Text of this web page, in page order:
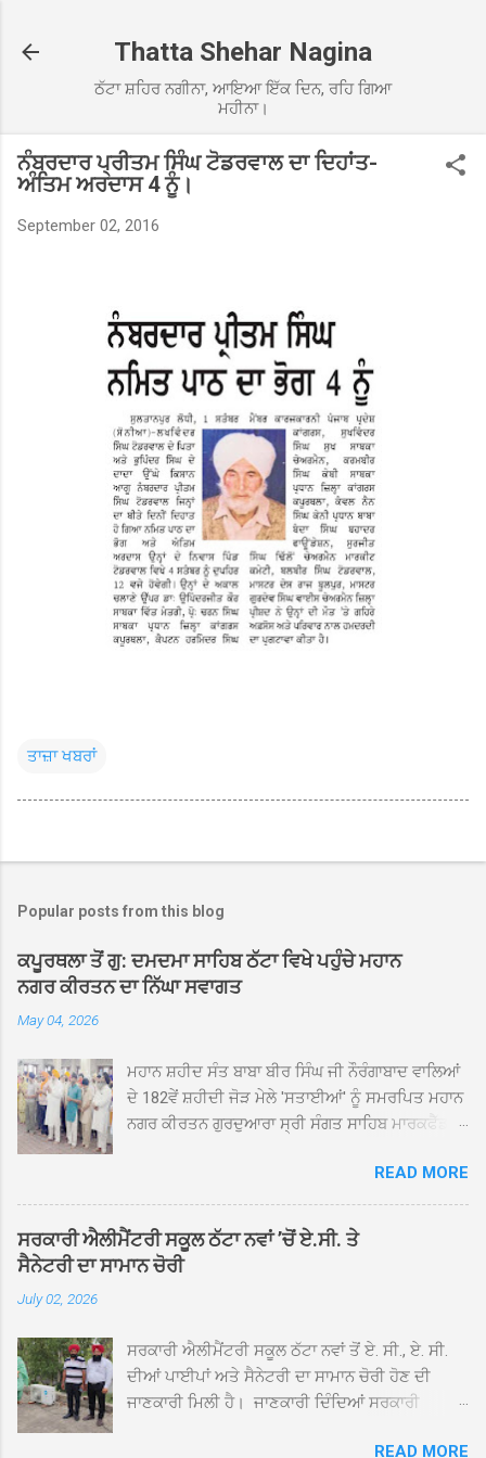
Thatta Shehar Nagina
ਠੱਟਾ ਸ਼ਹਿਰ ਨਗੀਨਾ, ਆਇਆ ਇੱਕ ਦਿਨ, ਰਹਿ ਗਿਆ
ਮਹੀਨਾ।
ਨੰਬਰਦਾਰ ਪ੍ਰੀਤਮ ਸਿੰਘ ਟੋਡਰਵਾਲ ਦਾ ਦਿਹਾਂਤ-
ਅੰਤਿਮ ਅਰਦਾਸ 4 ਨੂੰ।
September 02, 2016
ਤਾਜ਼ਾ ਖਬਰਾਂ
Popular posts from this blog
ਕਪੂਰਥਲਾ ਤੋਂ ਗੁ: ਦਮਦਮਾ ਸਾਹਿਬ ਠੱਟਾ ਵਿਖੇ ਪਹੁੰਚੇ ਮਹਾਨ
ਨਗਰ ਕੀਰਤਨ ਦਾ ਨਿੱਘਾ ਸਵਾਗਤ
May 04, 2026
ਮਹਾਨ ਸ਼ਹੀਦ ਸੰਤ ਬਾਬਾ ਬੀਰ ਸਿੰਘ ਜੀ ਨੌਰੰਗਾਬਾਦ ਵਾਲਿਆਂ
ਦੇ 182ਵੇਂ ਸ਼ਹੀਦੀ ਜੋੜ ਮੇਲੇ 'ਸਤਾਈਆਂ' ਨੂੰ ਸਮਰਪਿਤ ਮਹਾਨ
ਨਗਰ ਕੀਰਤਨ ਗੁਰਦੁਆਰਾ ਸ੍ਰੀ ਸੰਗਤ ਸਾਹਿਬ ਮਾਰਕਫੈੱਡ
ਸਰਪ੍ਰਸਤੀ ਹੇਠ, ਪੰਜ ਪਿਆਰਿਆਂ ਦੀ ਅਗਵਾਈ ਵਿੱਚ
ਮਹੱਲਾ ਸੰਤਪੁਰਾ ਤੋਂ ਪ੍ਰਾਰੰਭ ਹੋ ਕੇ ਪਿੰਡ ਭਗਤਪੁਰ,
ਭਗਵਾਨਪੁਰ, ਝੁੱਗੀਆਂ ਗੁਲਾਮ, ਮਜਾਦਪੁਰ, ਕੁੱਲੀਆਂ, ਰੱਤਾ ਨੌ
ਅਬਾਦ, ਕੋਲੀਆਂਵਾਲ, ਅੱਡਾ ਸਾਬੂਵਾਲ, ਦਰੀਏਵਾਲ,
ਵਿਖੇ ਪਹੁੰਚਣ ’ਤੇ ਮੁੱਖ ਸੇਵਾਦਾਰ ਸੰਤ ਬਾਬਾ ਹਰਜੀਤ ਸਿੰਘ ਤੇ
ਇਲਾਕੇ ਦੀਆਂ ਸੰਗਤਾਂ ਵੱਲੋਂ ਜੈਕਾਰਿਆਂ ਦੀ ਗੂੰਜ ਵਿਚ ਨਿੱਘਾ
ਸਵਾਗਤ ਕੀਤਾ ਗਿਆ। ਗੁਰਦੁਆਰਾ ਸ੍ਰੀ ਦਮਦਮਾ ਸਾਹਿਬ
READ MORE
ਸਰਕਾਰੀ ਐਲੀਮੈਂਟਰੀ ਸਕੂਲ ਠੱਟਾ ਨਵਾਂ ’ਚੋਂ ਏ.ਸੀ. ਤੇ
ਸੈਨੇਟਰੀ ਦਾ ਸਾਮਾਨ ਚੋਰੀ
July 02, 2026
ਸਰਕਾਰੀ ਐਲੀਮੈਂਟਰੀ ਸਕੂਲ ਠੱਟਾ ਨਵਾਂ ਤੋਂ ਏ. ਸੀ., ਏ. ਸੀ.
ਦੀਆਂ ਪਾਈਪਾਂ ਅਤੇ ਸੈਨੇਟਰੀ ਦਾ ਸਾਮਾਨ ਚੋਰੀ ਹੋਣ ਦੀ
ਜਾਣਕਾਰੀ ਮਿਲੀ ਹੈ। ਜਾਣਕਾਰੀ ਦਿੰਦਿਆਂ ਸਰਕਾਰੀ
READ MORE